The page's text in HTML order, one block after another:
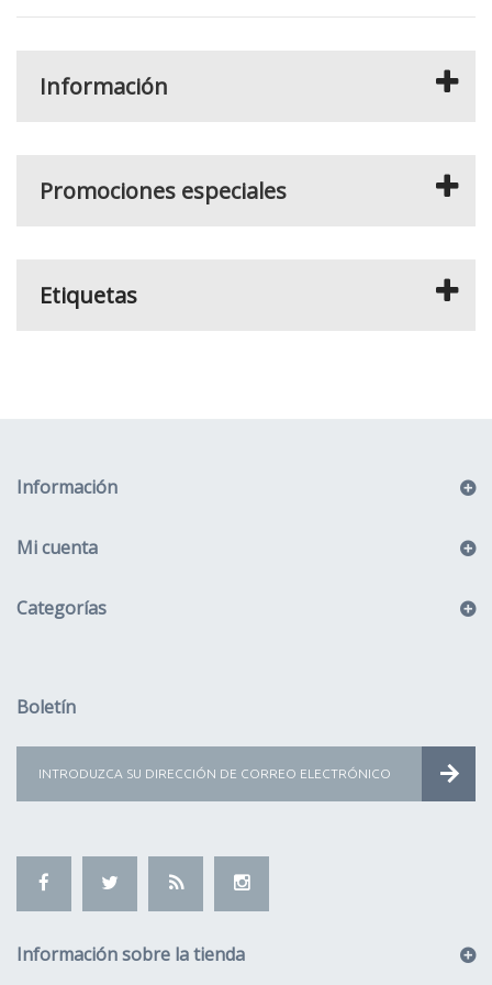
Información
Promociones especiales
Etiquetas
Información
Mi cuenta
Categorías
Boletín
Información sobre la tienda